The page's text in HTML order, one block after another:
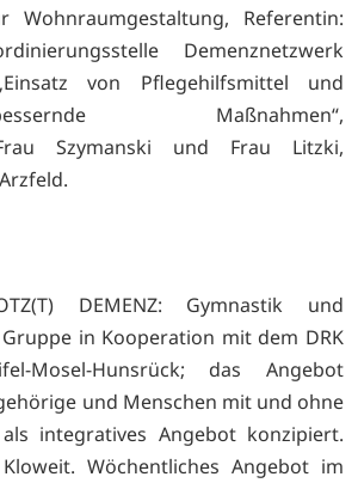
Wohnraumgestaltung, Referentin:
Demenznetzwerk
von Pflegehilfsmittel und
Maßnahmen“,
Szymanski und Frau Litzki,
DEMENZ: Gymnastik und
in Kooperation mit dem DRK
Mosel-Hunsrück; das Angebot
und Menschen mit und ohne
integratives Angebot konzipiert.
Wöchentliches Angebot im